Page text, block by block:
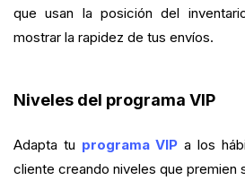
que usan la posición del
mostrar la rapidez de tus envíos.
Niveles del programa VIP
Adapta tu programa VIP a los
cliente creando niveles que premien